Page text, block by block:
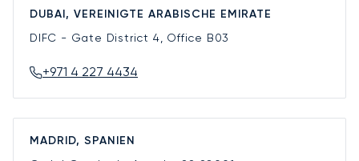
DUBAI, VEREINIGTE ARABISCHE EMIRATE
DIFC - Gate District 4, Office B03
+971 4 227 4434
MADRID, SPANIEN